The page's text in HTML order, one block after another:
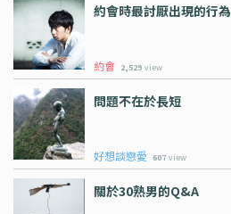
約會時最討厭出現的行為
約會 2,529 view
問題不在於長短
好想談戀愛 607 view
關於30熟男的Q&A